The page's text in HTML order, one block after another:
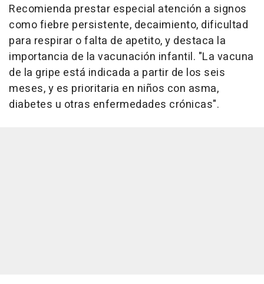
Recomienda prestar especial atención a signos
como fiebre persistente, decaimiento, dificultad
para respirar o falta de apetito, y destaca la
importancia de la vacunación infantil. "La vacuna
de la gripe está indicada a partir de los seis
meses, y es prioritaria en niños con asma,
diabetes u otras enfermedades crónicas".